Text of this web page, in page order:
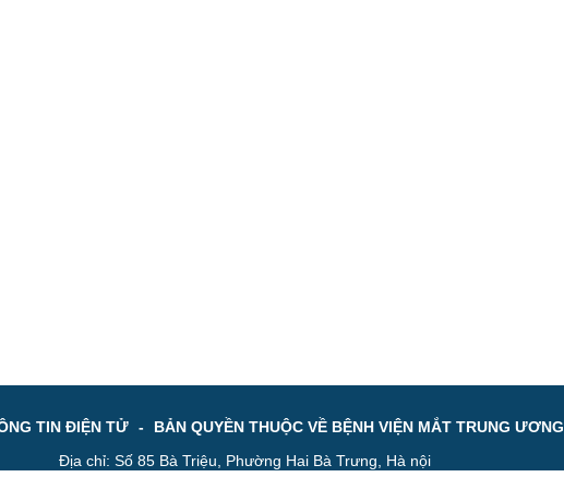
TIN ĐIỆN TỬ -
BẢN QUYỀN THUỘC VỀ BỆNH VIỆN MẮT TRUNG ƯƠNG
Địa chỉ: Số 85 Bà Triệu, Phường Hai Bà Trưng, Hà nội